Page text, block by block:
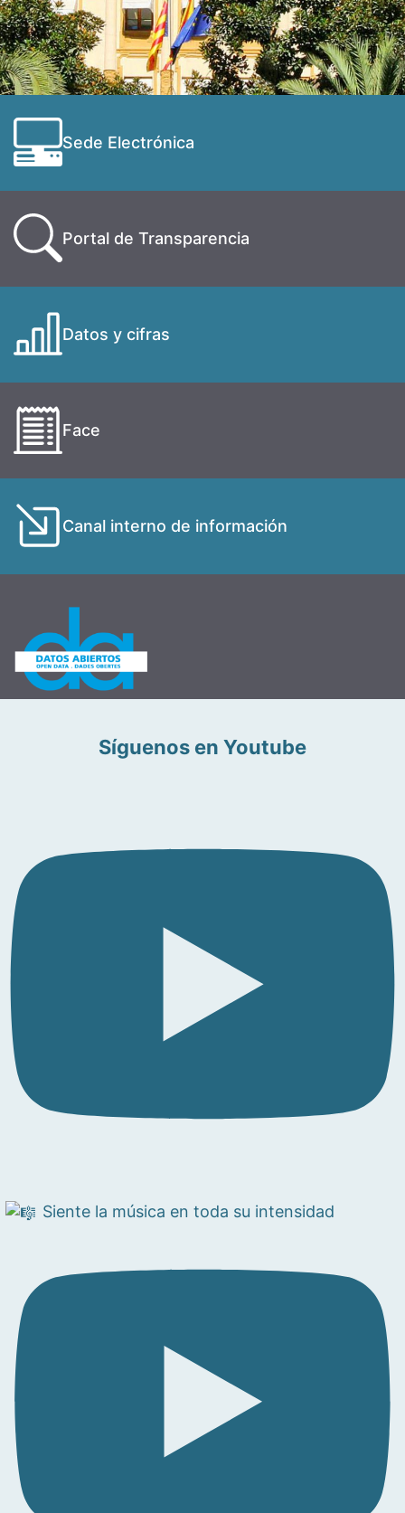
Sede Electrónica
Portal de Transparencia
Datos y cifras
Face
Canal interno de información
Síguenos en Youtube
Siente la música en toda su intensidad